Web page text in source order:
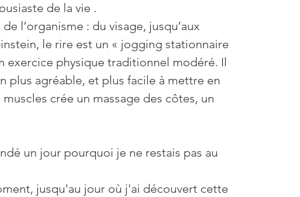
de la vie .
l’organisme : du visage, jusqu’aux
le rire est un « jogging stationnaire
exercice physique traditionnel modéré. Il
agréable, et plus facile à mettre en
crée un massage des côtes, un
un jour pourquoi je ne restais pas au
jusqu'au jour où j'ai découvert cette